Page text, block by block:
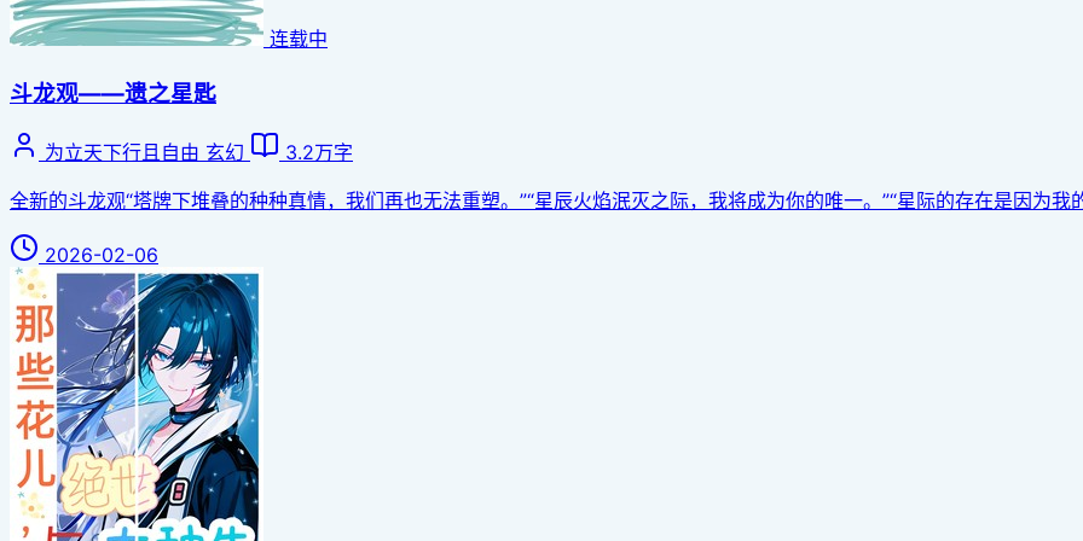
连载中
斗龙观——遗之星匙
为立天下行且自由 玄幻
3.2万字
全新的斗龙观“塔牌下堆叠的种种真情，我们再也无法重塑。”“星辰火焰泯灭之际，我将成为你的唯一。”“星际的存在是因为我
2026-02-06